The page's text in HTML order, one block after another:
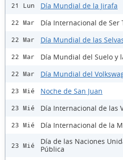
21 Lun Día Mundial de la Jirafa
22 Mar Día Internacional de Ser
22 Mar Día Mundial de las
22 Mar Día Mundial del Suelo y
22 Mar Día Mundial del
23 Mié Noche de San Juan
23 Mié Día Internacional de las
23 Mié Día Internacional de la
23 Mié
Día de las Naciones
Pública